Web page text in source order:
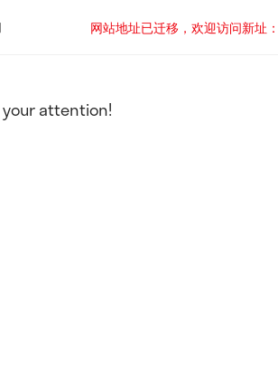
网站地址已迁移，欢迎访问新
attention!